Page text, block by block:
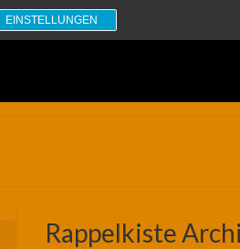
Suchen
nach:
Rappelkiste
EINSTELLUNGEN